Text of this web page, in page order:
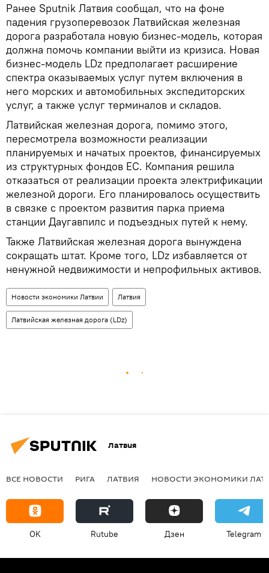
Ранее Sputnik Латвия сообщал, что на фоне
падения грузоперевозок Латвийская железная
дорога разработала новую бизнес-модель, которая
должна помочь компании выйти из кризиса. Новая
бизнес-модель LDz предполагает расширение
спектра оказываемых услуг путем включения в
него морских и автомобильных экспедиторских
услуг, а также услуг терминалов и складов.
Латвийская железная дорога, помимо этого,
пересмотрела возможности реализации
планируемых и начатых проектов, финансируемых
из структурных фондов ЕС. Компания решила
отказаться от реализации проекта электрификации
железной дороги. Его планировалось осуществить
в связке с проектом развития парка приема
станции Даугавпилс и подъездных путей к нему.
Также Латвийская железная дорога вынуждена
сокращать штат. Кроме того, LDz избавляется от
ненужной недвижимости и непрофильных активов.
Новости экономики Латвии Латвия
Латвийская железная дорога (LDz)
Латвия
ВСЕ НОВОСТИ РИГА ЛАТВИЯ НОВОСТИ ЭКОНОМИКИ
OK Rutube Дзен Telegram